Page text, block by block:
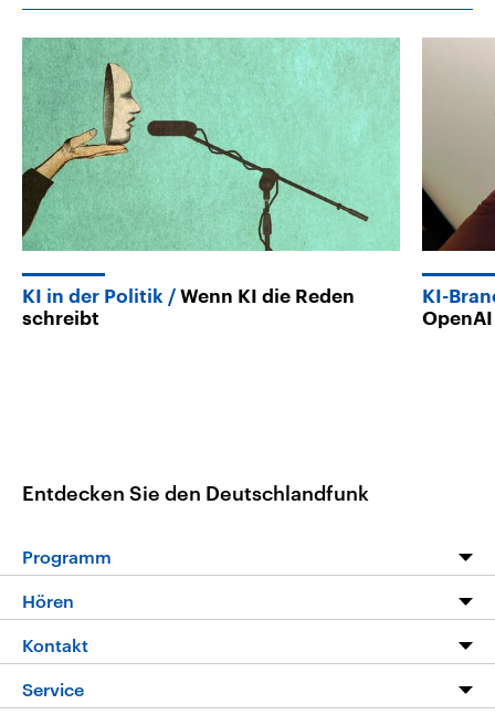
KI in der Politik
Wenn KI die Reden
schreibt
KI-
OpenAI
Entdecken Sie den Deutschlandfunk
Programm
Programm
Die Nachrichten
Nachrichtenleicht
Hören
Livestream
Podcasts
Kontakt
Hörerservice
Service